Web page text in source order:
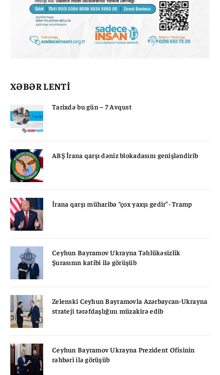
XƏBƏR LENTİ
Tarixdə bu gün – 7 Avqust
ABŞ İrana qarşı dəniz blokadasını genişləndirib
İrana qarşı müharibə “çox yaxşı gedir”- Tramp
Ceyhun Bayramov Ukrayna Təhlükəsizlik
Şurasının katibi ilə görüşüb
Zelenski Ceyhun Bayramovla Azərbaycan-Ukrayna
strateji tərəfdaşlığını müzakirə edib
Ceyhun Bayramov Ukrayna Prezident Ofisinin
rəhbəri ilə görüşüb